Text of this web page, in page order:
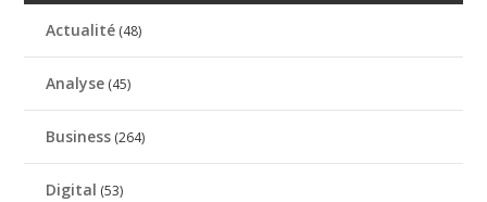
Actualité (48)
Analyse (45)
Business (264)
Digital (53)